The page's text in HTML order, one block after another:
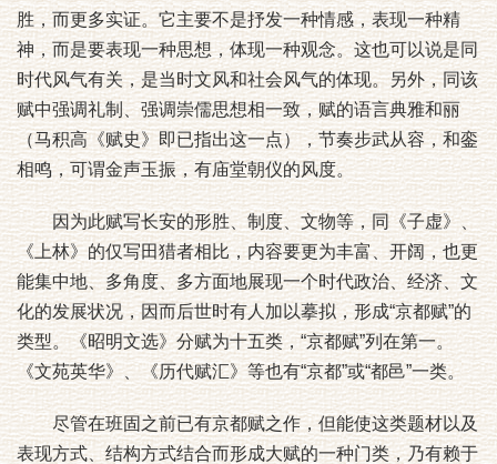
胜，而更多实证。它主要不是抒发一种情感，表现一种精
神，而是要表现一种思想，体现一种观念。这也可以说是同
时代风气有关，是当时文风和社会风气的体现。另外，同该
赋中强调礼制、强调崇儒思想相一致，赋的语言典雅和丽
（马积高《赋史》即已指出这一点），节奏步武从容，和銮
相鸣，可谓金声玉振，有庙堂朝仪的风度。
因为此赋写长安的形胜、制度、文物等，同《子虚》、
《上林》的仅写田猎者相比，内容要更为丰富、开阔，也更
能集中地、多角度、多方面地展现一个时代政治、经济、文
化的发展状况，因而后世时有人加以摹拟，形成“京都赋”的
类型。《昭明文选》分赋为十五类，“京都赋”列在第一。
《文苑英华》、《历代赋汇》等也有“京都”或“都邑”一类。
尽管在班固之前已有京都赋之作，但能使这类题材以及
表现方式、结构方式结合而形成大赋的一种门类，乃有赖于